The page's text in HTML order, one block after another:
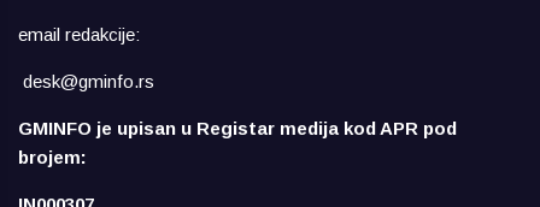
email redakcije:
desk@gminfo.rs
GMINFO je upisan u Registar medija kod APR pod
brojem: